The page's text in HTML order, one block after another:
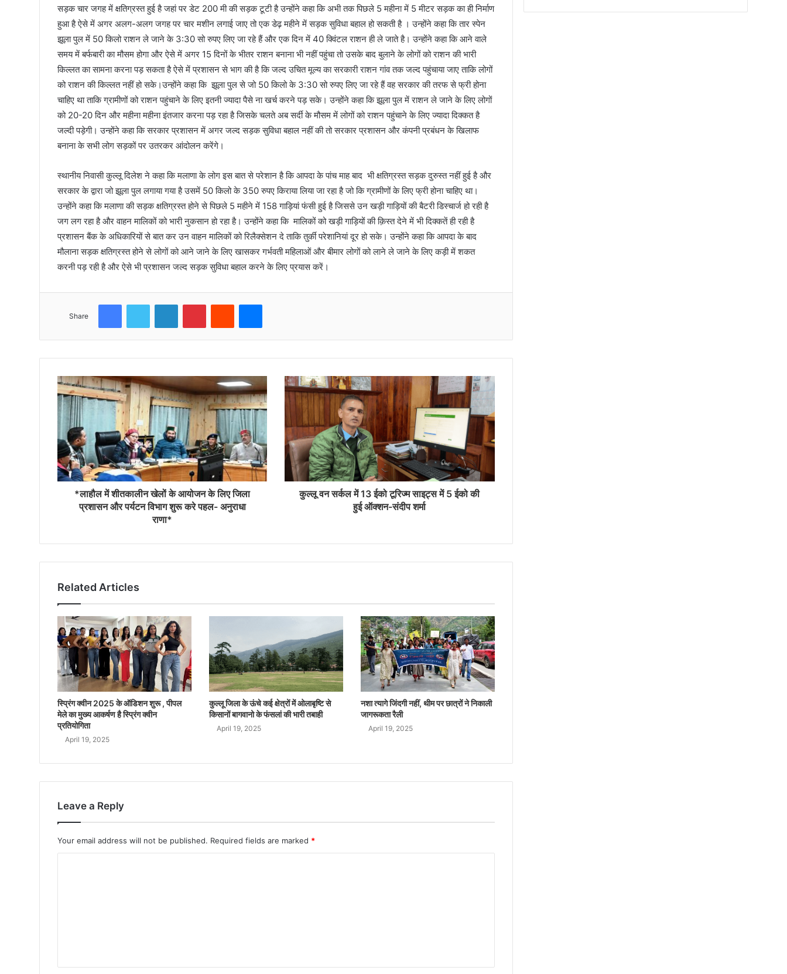
सड़क चार जगह में क्षतिग्रस्त हुई है जहां पर डेट 200 मी की सड़क टूटी है उन्होंने कहा कि अभी तक पिछले 5 महीना में 5 मीटर सड़क का ही निर्माण
हुआ है ऐसे में अगर अलग-अलग जगह पर चार मशीन लगाई जाए तो एक डेढ़ महीने में सड़क सुविधा बहाल हो सकती है । उन्होंने कहा कि तार स्पेन
झूला पुल में 50 किलो राशन ले जाने के 3:30 सो रुपए लिए जा रहे हैं और एक दिन में 40 क्विंटल राशन ही ले जाते है। उन्होंने कहा कि आने वाले
समय में बर्फबारी का मौसम होगा और ऐसे में अगर 15 दिनों के भीतर राशन बनाना भी नहीं पहुंचा तो उसके बाद बुलाने के लोगों को राशन की भारी
किल्लत का सामना करना पड़ सकता है ऐसे में प्रशासन से भाग की है कि जल्द उचित मूल्य का सरकारी राशन गांव तक जल्द पहुंचाया जाए ताकि लोगों
को राशन की किल्लत नहीं हो सके।उन्होंने कहा कि झूला पुल से जो 50 किलो के 3:30 सो रुपए लिए जा रहे हैं वह सरकार की तरफ से फ्री होना
चाहिए था ताकि ग्रामीणों को राशन पहुंचाने के लिए इतनी ज्यादा पैसे ना खर्च करने पड़ सके। उन्होंने कहा कि झूला पुल में राशन ले जाने के लिए लोगों
को 20-20 दिन और महीना महीना इंतजार करना पड़ रहा है जिसके चलते अब सर्दी के मौसम में लोगों को राशन पहुंचाने के लिए ज्यादा दिक्कत है
जल्दी पड़ेगी। उन्होंने कहा कि सरकार प्रशासन में अगर जल्द सड़क सुविधा बहाल नहीं की तो सरकार प्रशासन और कंपनी प्रबंधन के खिलाफ
बनाना के सभी लोग सड़कों पर उतरकर आंदोलन करेंगे।
स्थानीय निवासी कुल्लू दिलेश ने कहा कि मलाणा के लोग इस बात से परेशान है कि आपदा के पांच माह बाद भी क्षतिग्रस्त सड़क दुरुस्त नहीं हुई है और
सरकार के द्वारा जो झूला पुल लगाया गया है उसमें 50 किलो के 350 रुपए किराया लिया जा रहा है जो कि ग्रामीणों के लिए फ्री होना चाहिए था।
उन्होंने कहा कि मलाणा की सड़क क्षतिग्रस्त होने से पिछले 5 महीने में 158 गाड़ियां फंसी हुई है जिससे उन खड़ी गाड़ियों की बैटरी डिस्चार्ज हो रही है
जग लग रहा है और वाहन मालिकों को भारी नुकसान हो रहा है। उन्होंने कहा कि मालिकों को खड़ी गाड़ियों की क़िस्त देने में भी दिक्कतें ही रही है
प्रशासन बैंक के अधिकारियों से बात कर उन वाहन मालिकों को रिलैक्सेशन दे ताकि तुर्की परेशानियां दूर हो सके। उन्होंने कहा कि आपदा के बाद
मौलाना सड़क क्षतिग्रस्त होने से लोगों को आने जाने के लिए खासकर गर्भवती महिलाओं और बीमार लोगों को लाने ले जाने के लिए कड़ी में शकत
करनी पड़ रही है और ऐसे भी प्रशासन जल्द सड़क सुविधा बहाल करने के लिए प्रयास करें।
Share
*लाहौल में शीतकालीन खेलों के आयोजन के लिए जिला
प्रशासन और पर्यटन विभाग शुरू करे पहल- अनुराधा
राणा*
कुल्लू वन सर्कल में 13 ईको टूरिज्म साइट्स में 5 ईको की
हुई ऑक्शन-संदीप शर्मा
Related Articles
स्प्रिंग क्वीन 2025 के ऑडिशन शुरू , पीपल
मेले का मुख्य आकर्षण है स्प्रिंग क्वीन
प्रतियोगिता
April 19, 2025
कुल्लू जिला के ऊंचे कई क्षेत्रों में ओलाबृष्टि से
किसानों बागवानो के फंसलां की भारी तबाही
April 19, 2025
नशा त्यागे जिंदगी नहीं, थीम पर छात्रों ने निकाली
जागरूकता रैली
April 19, 2025
Leave a Reply
Your email address will not be published. Required fields are marked *